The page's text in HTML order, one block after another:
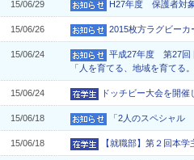
15/06/29 H27年度 保護者対
15/06/26 2015枚方ラグビーカ
15/06/24
平成27年度 第27回
「人を育てる、地域を育てる
15/06/24 ドッチビー大会を開催
15/06/18 「2人のスペシャ
15/06/18 【就職部】第２回本